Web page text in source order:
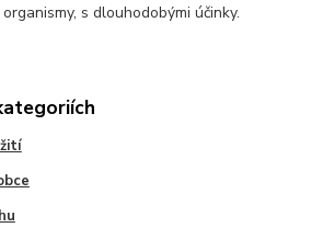
s dlouhodobými účinky.